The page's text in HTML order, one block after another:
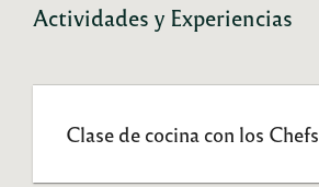
Actividades y Experiencias
Clase de cocina con los Chefs